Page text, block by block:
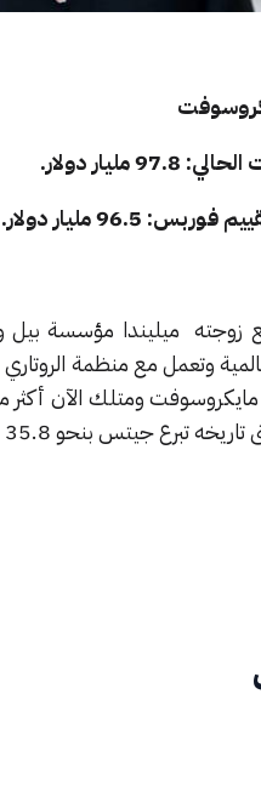
مليار دولار.
96.5 مليار دولار.
ميليندا مؤسسة بيل
وتعمل مع منظمة
مليار دولار من أسهم شركة مايكروسوفت لمؤسسة جيتس.